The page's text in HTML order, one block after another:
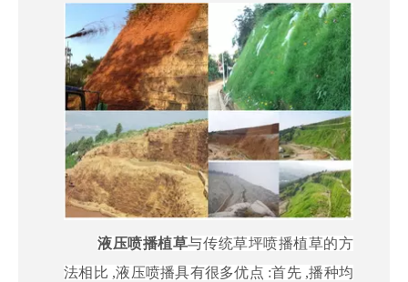
["wechat","weibo","qzone","douban","email"]
液压喷播植草与传统草坪喷播植草的方
法相比 ,液压喷播具有很多优点 :首先 ,播种均